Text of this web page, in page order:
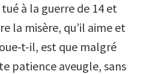
à la guerre de 14 et
la misère, qu’il aime et
t-il, est que malgré
patience aveugle, sans